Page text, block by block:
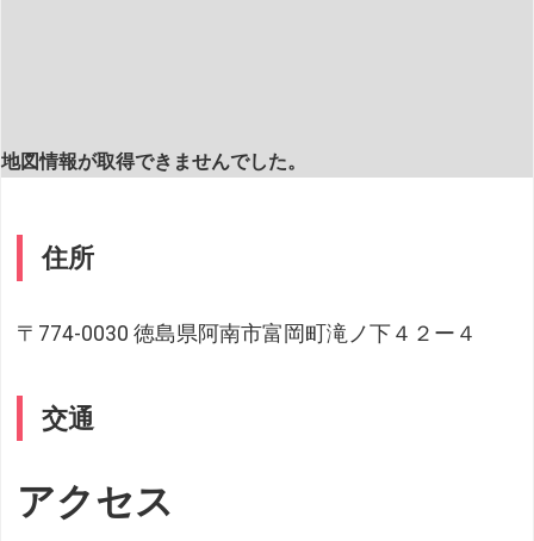
地図情報が取得できませんでした。
住所
〒774-0030 徳島県阿南市富岡町滝ノ下４２ー４
交通
アクセス